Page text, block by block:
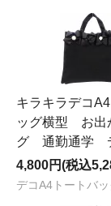
キラキラデコ
ッグ横型 お出
グ 通勤通学
4,800円(税込
デコA4トートバ